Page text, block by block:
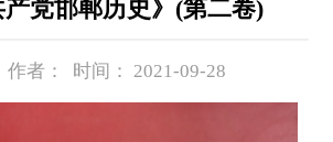
产党邯郸历史》(第二卷)
作者： 时间： 2021-09-28